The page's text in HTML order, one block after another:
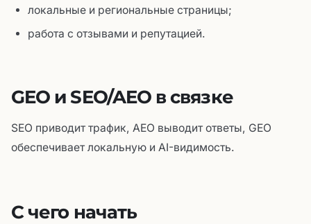
локальные и региональные страницы;
работа с отзывами и репутацией.
GEO и SEO/AEO в связке
SEO приводит трафик, AEO выводит ответы, GEO
обеспечивает локальную и AI-видимость.
С чего начать